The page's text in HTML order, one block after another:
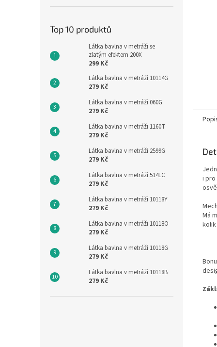
Top 10 produktů
Látka bavlna v metráži se
zlatým efektem 200X
299 Kč
Látka bavlna v metráži 10114G
279 Kč
Látka bavlna v metráži 060G
279 Kč
Látka bavlna v metráži 1160T
279 Kč
Látka bavlna v metráži 2599G
279 Kč
Látka bavlna v metráži 514LC
279 Kč
Látka bavlna v metráži 10118Y
279 Kč
Látka bavlna v metráži 10118O
279 Kč
Látka bavlna v metráži 10118G
279 Kč
Látka bavlna v metráži 10118B
279 Kč
i pro
Má